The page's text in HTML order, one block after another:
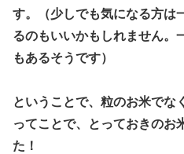
す。（少しでも気になる方は
るのもいいかもしれません。
もあるそうです）
ということで、粒のお米でな
ってことで、とっておきのお
た！